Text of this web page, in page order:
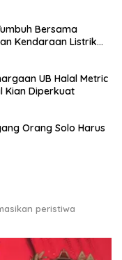
Bersama
Kendaraan Listrik
UB Halal Metric
Kian Diperkuat
Orang Solo Harus
peristiwa